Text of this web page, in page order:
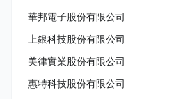
華邦電子股份有限公司
上銀科技股份有限公司
美律實業股份有限公司
惠特科技股份有限公司